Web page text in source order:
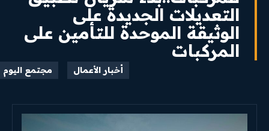
التعديلات الجديدة على
الوثيقة الموحدة للتأمين على
المركبات
أخبار الأعمال مجتمع اليوم